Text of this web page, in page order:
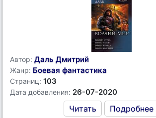
Автор: Даль Дмитрий
Жанр: Боевая фантастика
Страниц: 103
Дата добавления: 26-07-2020
Читать Подробнее